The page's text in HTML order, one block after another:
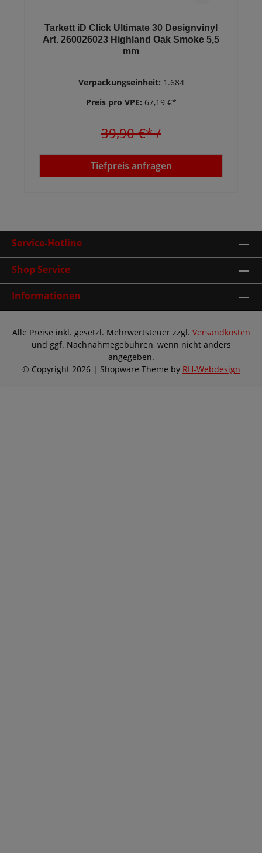
Tarkett iD Click Ultimate 30 Designvinyl
Art. 260026023 Highland Oak Smoke 5,5
mm
Verpackungseinheit: 1.684
Preis pro VPE: 67,19 €*
39,90 €*/
Tiefpreis anfragen
Service-Hotline
Shop Service
Informationen
Alle Preise inkl. gesetzl. Mehrwertsteuer zzgl. Versandkosten
und ggf. Nachnahmegebühren, wenn nicht anders
angegeben.
© Copyright 2026 | Shopware Theme by RH-Webdesign